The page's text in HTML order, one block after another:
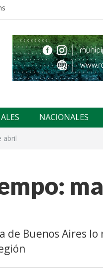
NACIONALES
abril
de Buenos Aires